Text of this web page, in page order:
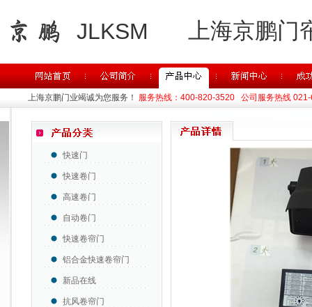
JLKSM 上海京鹏
上海京鹏门业竭诚为您服务！ 服务热线：400-820-3520 公司服务热线
快速门
快速卷门
高速卷门
自动卷门
快速卷帘门
铝合金快速卷帘门
新品在线
抗风卷帘门